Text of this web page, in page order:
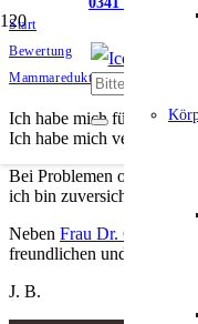
Start
Bewertung
Mammareduktionsplastik –
Ich habe mich für die
Ich habe mich verstanden
Bei Problemen oder
ich bin zuversichtlich,
Neben Frau Dr. Glück
freundlichen und
J. B.